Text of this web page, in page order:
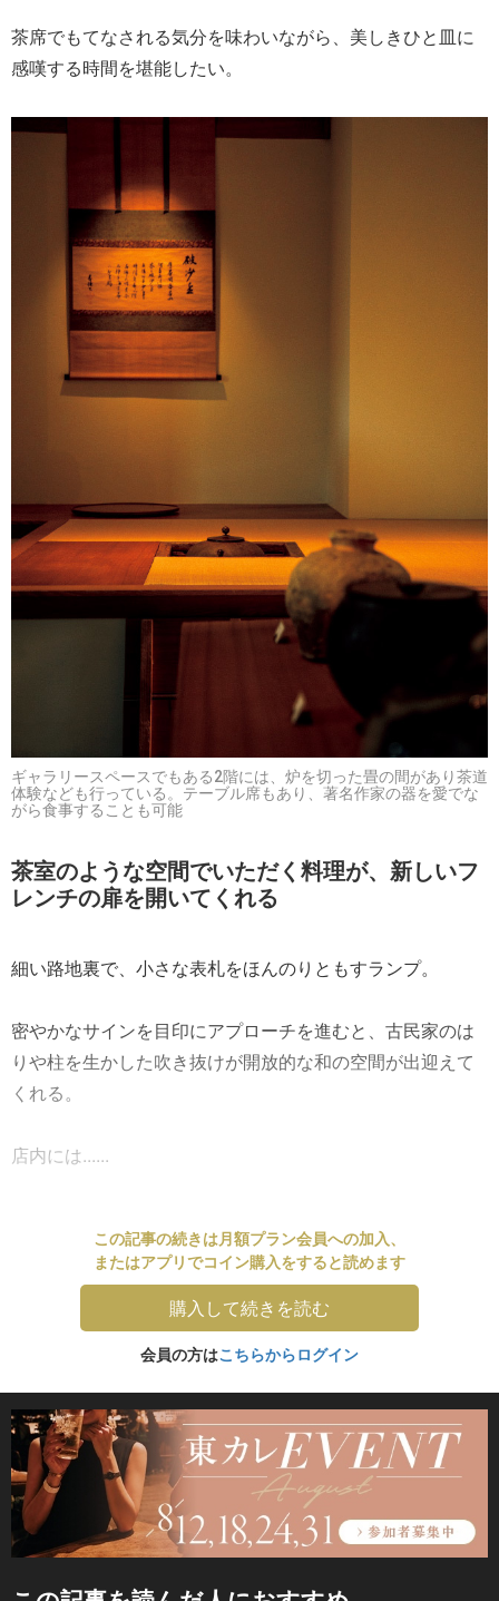
茶席でもてなされる気分を味わいながら、美しきひと皿に
感嘆する時間を堪能したい。
ギャラリースペースでもある2階には、炉を切った畳の間があり茶道
体験なども行っている。テーブル席もあり、著名作家の器を愛でな
がら食事することも可能
茶室のような空間でいただく料理が、新しいフ
レンチの扉を開いてくれる
細い路地裏で、小さな表札をほんのりともすランプ。
密やかなサインを目印にアプローチを進むと、古民家のは
りや柱を生かした吹き抜けが開放的な和の空間が出迎えて
くれる。
店内には......
この記事の続きは月額プラン会員への加入、
またはアプリでコイン購入をすると読めます
購入して続きを読む
会員の方はこちらからログイン